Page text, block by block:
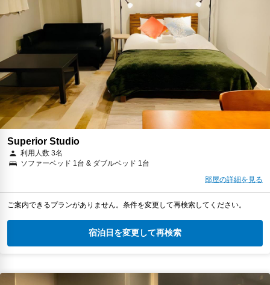
Superior Studio
利用人数 3名
ソファーベッド 1台 & ダブルベッド 1台
部屋の詳細を見る
ご案内できるプランがありません。条件を変更して再検索してください。
宿泊日を変更して再検索